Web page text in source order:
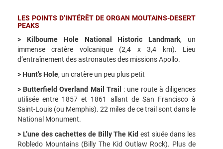
LES POINTS D’INTÉRÊT DE ORGAN MOUTAINS-DESERT
PEAKS
> Kilbourne Hole National Historic Landmark, un
immense cratère volcanique (2,4 x 3,4 km). Lieu
d’entraînement des astronautes des missions Apollo.
> Hunt’s Hole, un cratère un peu plus petit
> Butterfield Overland Mail Trail
: une route à diligences
utilisée entre 1857 et 1861 allant de San Francisco à
Saint-Louis (ou Memphis). 22 miles de ce trail sont dans le
National Monument.
> L’une des cachettes de Billy The Kid est siuée dans les
Robledo Mountains (Billy The Kid Outlaw Rock). Plus de